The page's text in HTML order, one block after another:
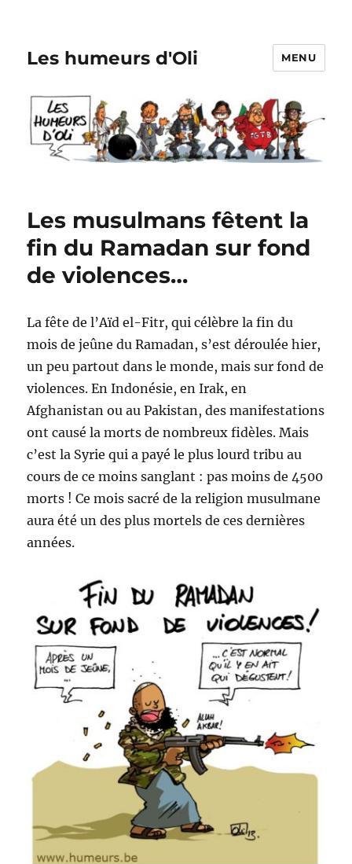
Les humeurs d'Oli MENU
Les musulmans fêtent la
fin du Ramadan sur fond
de violences…
La fête de l’Aïd el-Fitr, qui célèbre la fin du
mois de jeûne du Ramadan, s’est déroulée hier,
un peu partout dans le monde, mais sur fond de
violences. En Indonésie, en Irak, en
Afghanistan ou au Pakistan, des manifestations
ont causé la morts de nombreux fidèles. Mais
c’est la Syrie qui a payé le plus lourd tribu au
cours de ce moins sanglant : pas moins de 4500
morts ! Ce mois sacré de la religion musulmane
aura été un des plus mortels de ces dernières
années.